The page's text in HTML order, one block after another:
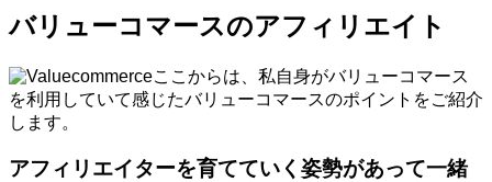
バリューコマースのアフィリエイト
ここからは、私自身がバリューコマース
を利用していて感じたバリューコマースのポイントをご紹介
します。
アフィリエイターを育てていく姿勢があって一緒